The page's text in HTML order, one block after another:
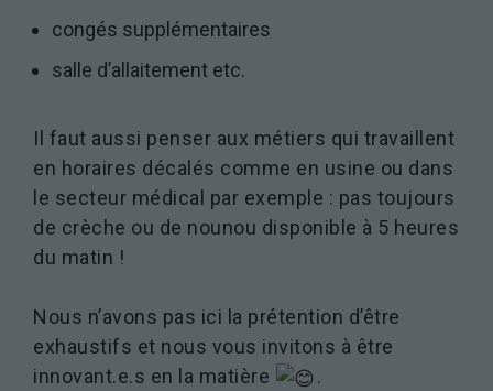
congés supplémentaires
salle d’allaitement etc.
Il faut aussi penser aux métiers qui travaillent
en horaires décalés comme en usine ou dans
le secteur médical par exemple : pas toujours
de crèche ou de nounou disponible à 5 heures
du matin !
Nous n’avons pas ici la prétention d’être
exhaustifs et nous vous invitons à être
innovant.e.s en la matière
.